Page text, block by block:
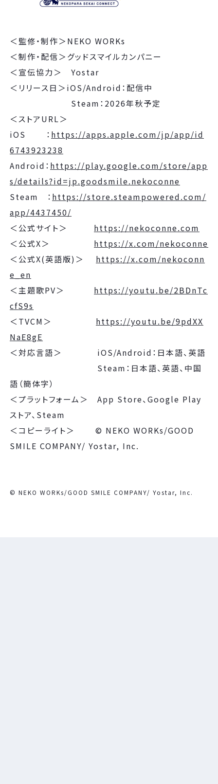
＜監修・制作＞NEKO WORKs
＜制作・配信＞グッドスマイルカンパニー
＜宣伝協力＞ Yostar
＜リリース日＞iOS/Android：配信中
Steam：2026年秋予定
＜ストアURL＞
iOS ： https://apps.apple.com/jp/app/id
6743923238
Android： https://play.google.com/store/app
s/details?id=jp.goodsmile.nekoconne
Steam ： https://store.steampowered.com/
app/4437450/
＜公式サイト＞ https://nekoconne.com
＜公式X＞ https://x.com/nekoconne
＜公式X(英語版)＞ https://x.com/nekoconn
e_en
＜主題歌PV＞ https://youtu.be/2BDnTc
cfS9s
＜TVCM＞ https://youtu.be/9pdXX
NaE8gE
＜対応言語＞ iOS/Android：日本語、英語
Steam：日本語、英語、中国
語（簡体字）
＜プラットフォーム＞ App Store、Google Play
ストア、Steam
＜コピーライト＞ © NEKO WORKs/GOOD
SMILE COMPANY/ Yostar, Inc.
© NEKO WORKs/GOOD SMILE COMPANY/ Yostar, Inc.